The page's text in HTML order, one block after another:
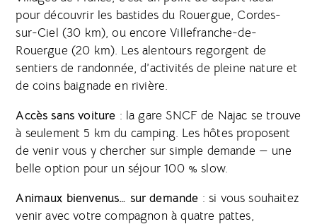
pour découvrir les bastides du Rouergue, Cordes-
sur-Ciel (30 km), ou encore Villefranche-de-
Rouergue (20 km). Les alentours regorgent de
sentiers de randonnée, d’activités de pleine nature et
de coins baignade en rivière.
Accès sans voiture : la gare SNCF de Najac se trouve
à seulement 5 km du camping. Les hôtes proposent
de venir vous y chercher sur simple demande — une
belle option pour un séjour 100 % slow.
Animaux bienvenus… sur demande : si vous souhaitez
venir avec votre compagnon à quatre pattes,